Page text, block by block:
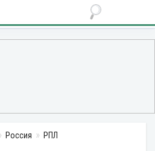
Россия РПЛ